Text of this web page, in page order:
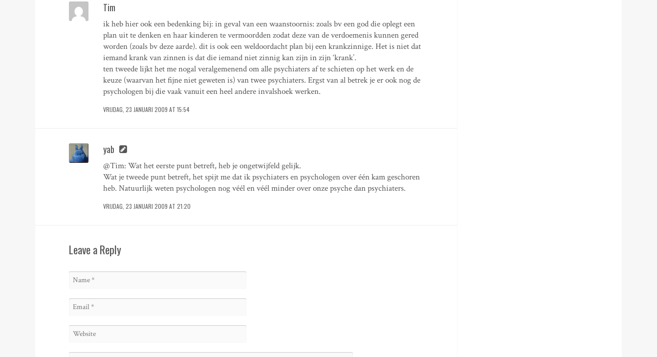
Tim
ik heb hier ook een bedenking bij: in geval van een waanstoornis: zoals bv een god die oplegt een
plan uit te denken en haar kinderen te vermoordden zodat deze van de verdoemenis kunnen gered
worden (zoals bv deze aarde). dit is ook een weldoordacht plan bij een krankzinnige. Het is niet dat
iemand krank van zinnen is dat die iemand niet zinnig kan zijn in zijn ‘krank’.
ten tweede lijkt het me nogal veralgemenend om alle psychiaters af te schieten op het werk en de
keuze (waarvan het fijne niet geweten is) van twee psychiaters. Ergst van al betrek je er ook nog de
psychologen bij die vaak vanuit een heel andere invalshoek werken.
VRIJDAG, 23 JANUARI 2009 AT 15:54
yab
@Tim: Wat het eerste punt betreft, heb je ongetwijfeld gelijk.
Wat je tweede punt betreft, het spijt me dat ik psychiaters en psychologen over één kam geschoren
heb. Natuurlijk weten psychologen nog véél en véél minder over onze psyche dan psychiaters.
VRIJDAG, 23 JANUARI 2009 AT 21:20
Leave a Reply